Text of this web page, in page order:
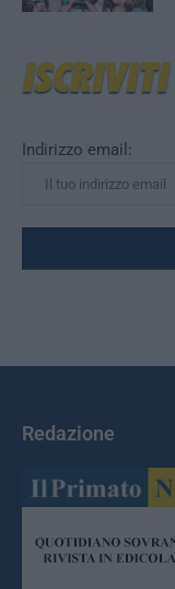
Indirizzo email:
Redazione